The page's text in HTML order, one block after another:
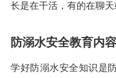
长是在干活，有的在聊天
防溺水安全教育内容
学好防溺水安全知识是